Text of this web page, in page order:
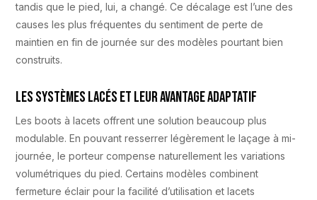
tandis que le pied, lui, a changé. Ce décalage est l’une des
causes les plus fréquentes du sentiment de perte de
maintien en fin de journée sur des modèles pourtant bien
construits.
Les systèmes lacés et leur avantage adaptatif
Les boots à lacets offrent une solution beaucoup plus
modulable. En pouvant resserrer légèrement le laçage à mi-
journée, le porteur compense naturellement les variations
volumétriques du pied. Certains modèles combinent
fermeture éclair pour la facilité d’utilisation et lacets